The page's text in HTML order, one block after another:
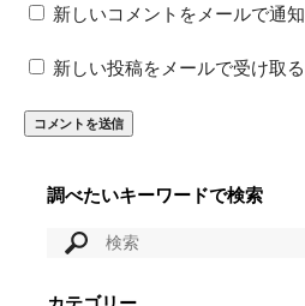
新しいコメントをメールで通知
新しい投稿をメールで受け取る
調べたいキーワードで検索